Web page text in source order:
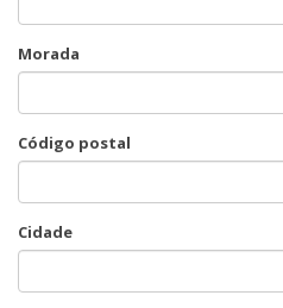
Morada
Código postal
Cidade